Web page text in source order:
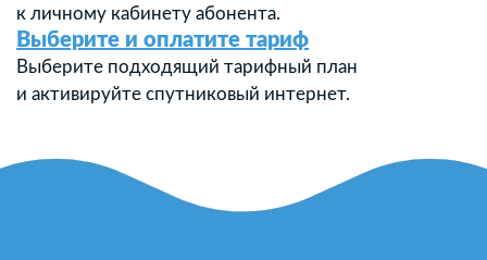
к личному кабинету абонента.
Выберите и оплатите тариф
Выберите подходящий тарифный план
и активируйте спутниковый интернет.